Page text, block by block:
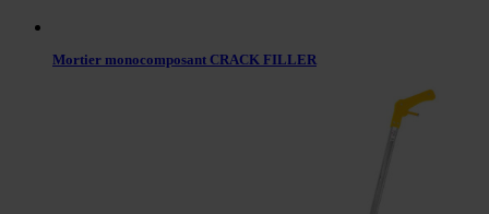
Mortier monocomposant CRACK FILLER